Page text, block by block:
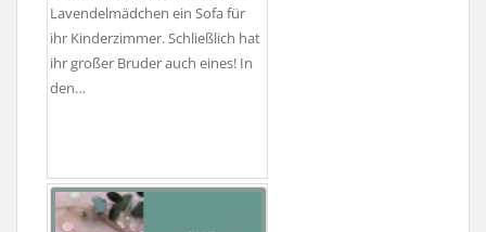
Lavendelmädchen ein Sofa für
ihr Kinderzimmer. Schließlich hat
ihr großer Bruder auch eines! In
den…